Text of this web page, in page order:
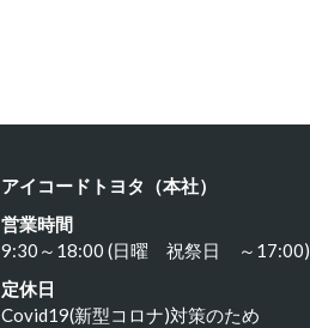
アイコードトヨタ（本社）
営業時間
9:30～18:00 (日曜 祝祭日 ～17:00)
定休日
Covid19(新型コロナ)対策のため